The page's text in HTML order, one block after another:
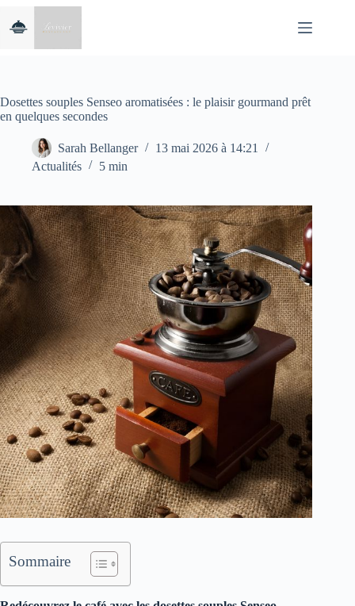
contenu
Dosettes souples Senseo aromatisées : le plaisir gourmand prêt
en quelques secondes
Sarah Bellanger
13 mai 2026 à 14:21
Actualités
5 min
Sommaire